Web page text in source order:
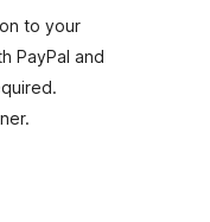
to your
PayPal and